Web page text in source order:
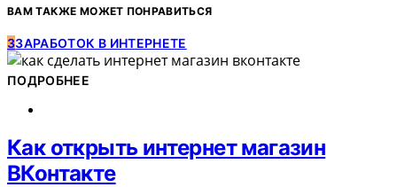
ВАМ ТАКЖЕ МОЖЕТ ПОНРАВИТЬСЯ
ЗЗАРАБОТОК В ИНТЕРНЕТЕ
ПОДРОБНЕЕ
Как открыть интернет магазин
ВКонтакте